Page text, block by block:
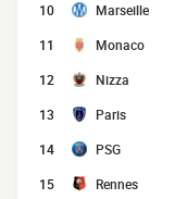
10 Marseille
11 Monaco
12 Nizza
13 Paris
14 PSG
15 Rennes